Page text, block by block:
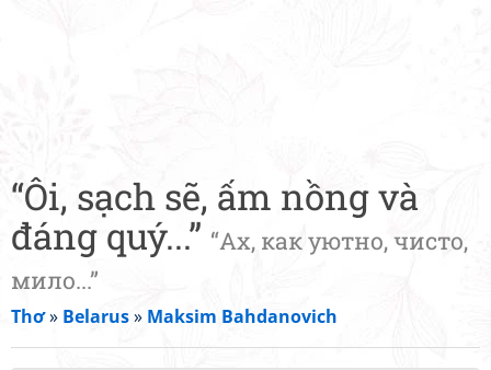
“Ôi, sạch sẽ, ấm nồng và
đáng quý...” “Ах, как уютно, чисто,
мило...”
Thơ» Belarus» Maksim Bahdanovich